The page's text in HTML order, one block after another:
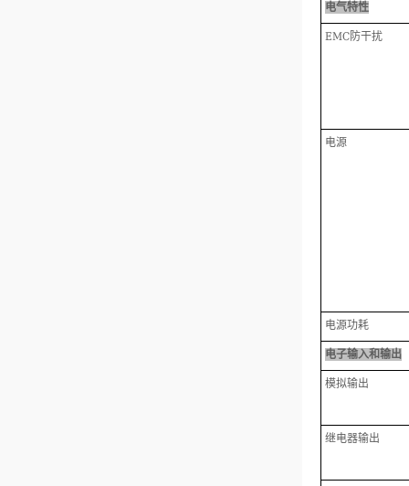
电气特性
EMC防干扰
电源
电源功耗
电子输入和输出
模拟输出
继电器输出